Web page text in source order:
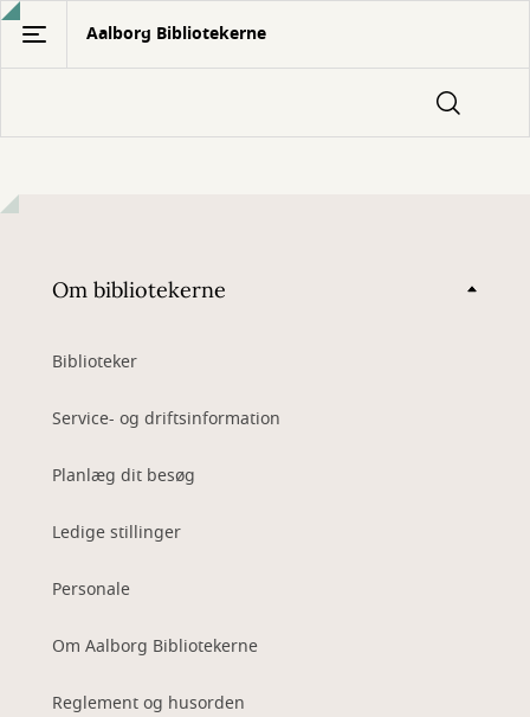
Gå
hovedindhold
Aalborg Bibliotekerne
Om bibliotekerne
Biblioteker
Service- og driftsinformation
Planlæg dit besøg
Ledige stillinger
Personale
Om Aalborg Bibliotekerne
Reglement og husorden